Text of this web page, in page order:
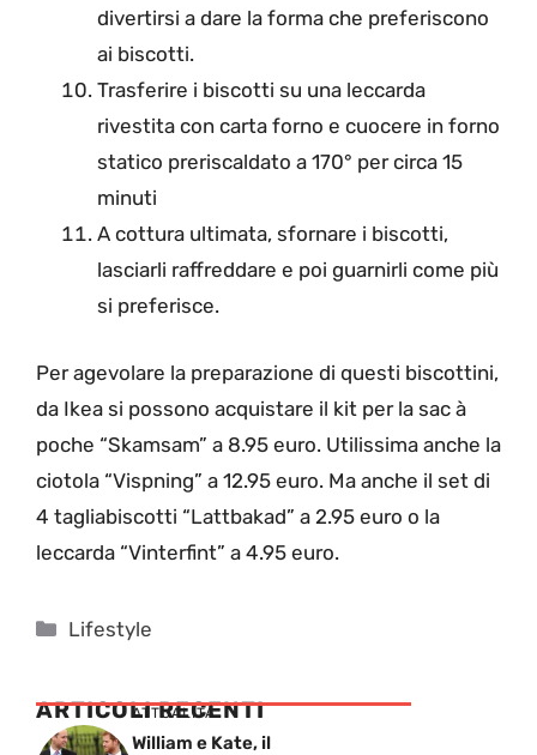
divertirsi a dare la forma che preferiscono
ai biscotti.
Trasferire i biscotti su una leccarda
rivestita con carta forno e cuocere in forno
statico preriscaldato a 170° per circa 15
minuti
A cottura ultimata, sfornare i biscotti,
lasciarli raffreddare e poi guarnirli come più
si preferisce.
Per agevolare la preparazione di questi biscottini,
da Ikea si possono acquistare il kit per la sac à
poche “Skamsam” a 8.95 euro. Utilissima anche la
ciotola “Vispning” a 12.95 euro. Ma anche il set di
4 tagliabiscotti “Lattbakad” a 2.95 euro o la
leccarda “Vinterfint” a 4.95 euro.
Categorie
Lifestyle
ARTICOLI RECENTI
ATTUALITÁ
William e Kate, il